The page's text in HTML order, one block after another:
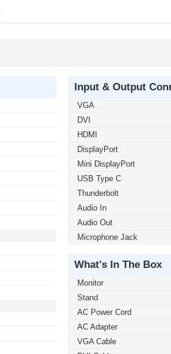
Input & Output
VGA
DVI
HDMI
DisplayPort
Mini DisplayPort
USB Type C
Thunderbolt
Audio In
Audio Out
Microphone Jack
What's In The Box
Monitor
Stand
AC Power Cord
AC Adapter
VGA Cable